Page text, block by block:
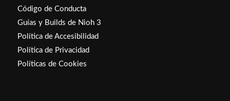
Código de Conducta
Guías y Builds de Nioh 3
Política de Accesibilidad
Política de Privacidad
Políticas de Cookies